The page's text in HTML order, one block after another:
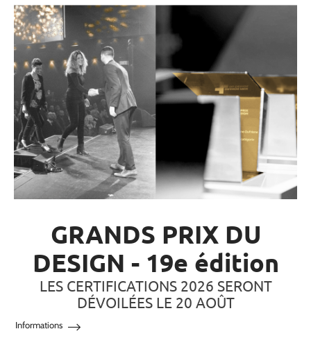
GRANDS PRIX DU
DESIGN - 19e édition
LES CERTIFICATIONS 2026 SERONT
DÉVOILÉES LE 20 AOÛT
Informations